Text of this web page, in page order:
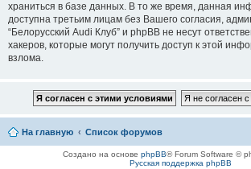
храниться в базе данных. В то же время, данная
доступна третьим лицам без Вашего согласия,
“Белорусский Audi Клуб” и phpBB не несут
хакеров, которые могут получить доступ к этой
взлома.
На главную Список форумов
Создано на основе phpBB® Forum Software ©
Русская поддержка phpBB